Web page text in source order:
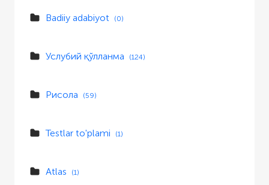
Badiiy adabiyot (0)
Услубий қўлланма (124)
Рисола (59)
Testlar to'plami (1)
Atlas (1)